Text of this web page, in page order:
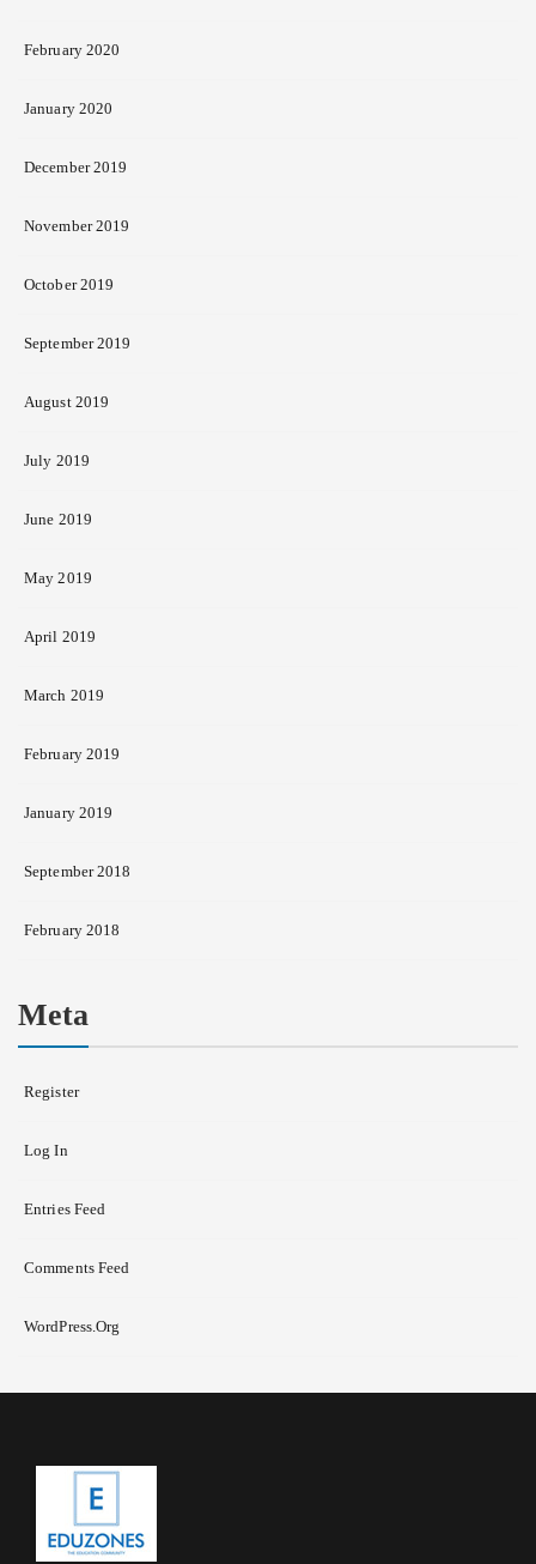
February 2020
January 2020
December 2019
November 2019
October 2019
September 2019
August 2019
July 2019
June 2019
May 2019
April 2019
March 2019
February 2019
January 2019
September 2018
February 2018
Meta
Register
Log In
Entries Feed
Comments Feed
WordPress.org